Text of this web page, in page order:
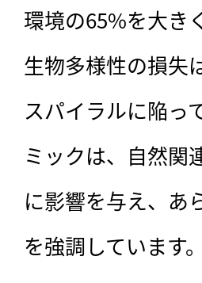
環境の65%を大き
生物多様性の損失
スパイラルに陥っ
ミックは、自然関
に影響を与え、あ
を強調しています。